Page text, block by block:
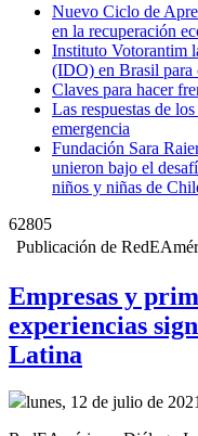
Nuevo Ciclo de
en la recuperación
Instituto Votorantim
(IDO) en Brasil para
Claves para hacer
Las respuestas de
emergencia
Fundación Sara
unieron bajo el
niños y niñas de
62805
Publicación de
Empresas y
experiencias
Latina
lunes, 12 de julio de